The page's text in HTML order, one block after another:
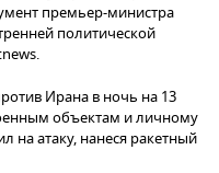
премьер-министра
политической
Ирана в ночь на 13
объектам и личному
на атаку, нанеся ракетный